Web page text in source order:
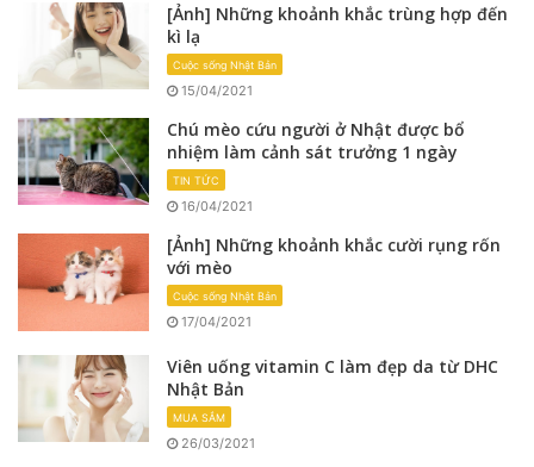
[Ảnh] Những khoảnh khắc trùng hợp đến
kì lạ
Cuộc sống Nhật Bản
15/04/2021
Chú mèo cứu người ở Nhật được bổ
nhiệm làm cảnh sát trưởng 1 ngày
TIN TỨC
16/04/2021
[Ảnh] Những khoảnh khắc cười rụng rốn
với mèo
Cuộc sống Nhật Bản
17/04/2021
Viên uống vitamin C làm đẹp da từ DHC
Nhật Bản
MUA SẮM
26/03/2021